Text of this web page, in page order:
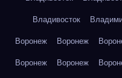
Владивосток
Воронеж
Воронеж
Воронеж
Воронеж